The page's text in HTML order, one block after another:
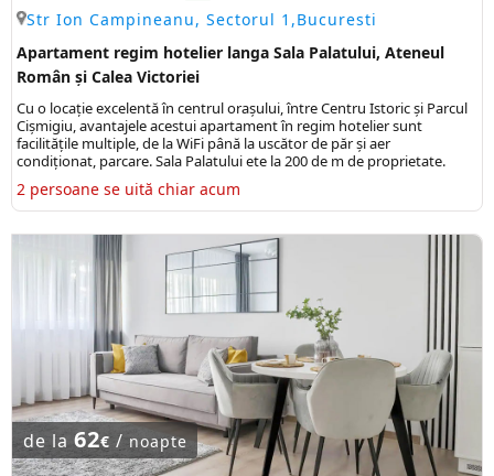
Str Ion Campineanu, Sectorul 1,Bucuresti
Apartament regim hotelier langa Sala Palatului, Ateneul
Român și Calea Victoriei
Cu o locație excelentă în centrul orașului, între Centru Istoric și Parcul
Cișmigiu, avantajele acestui apartament în regim hotelier sunt
facilitățile multiple, de la WiFi până la uscător de păr și aer
condiționat, parcare. Sala Palatului ete la 200 de m de proprietate.
2 persoane se uită chiar acum
de la 62€ / noapte